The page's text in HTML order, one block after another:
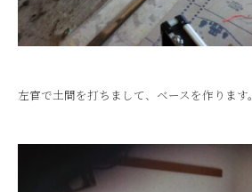
左官で土間を打ちまして、ベースを作ります。